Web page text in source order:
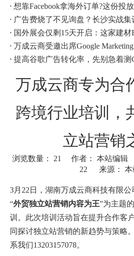
想靠Facebook拿海外订单?这份投
万成云商专为合
跨境行业培训，
立站营销
浏览数量： 21
作者： 本站编辑
22 来源： 本
3月22日，湖南万成云商科技有限
“外贸独立站营销内容为王”为主题
训。此次培训活动旨在提升合作客
同探讨独立站营销的新趋势与策略。
系我们13203157078。